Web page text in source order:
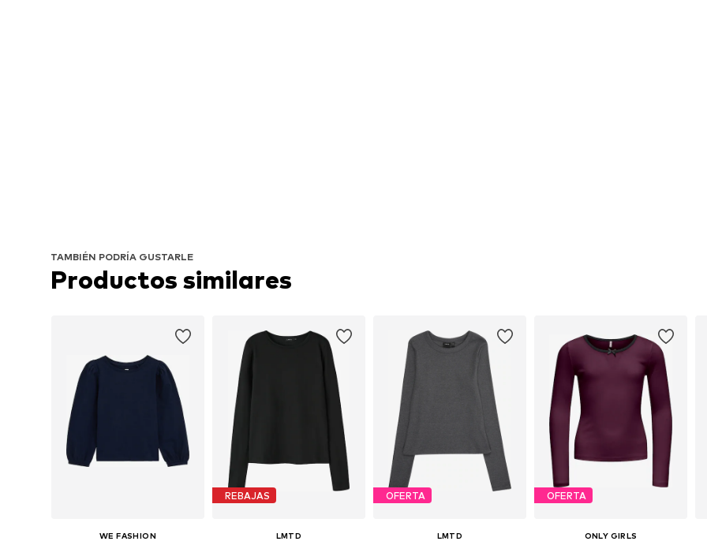
TAMBIÉN PODRÍA GUSTARLE
Productos similares
WE FASHION
REBAJAS
LMTD
OFERTA
LMTD
OFERTA
ONLY GIRLS